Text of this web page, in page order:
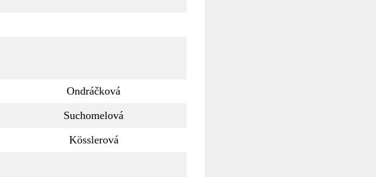
Ondráčková
Suchomelová
Kösslerová